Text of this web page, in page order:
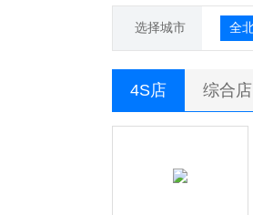
选择城市 全
4S店 综合店